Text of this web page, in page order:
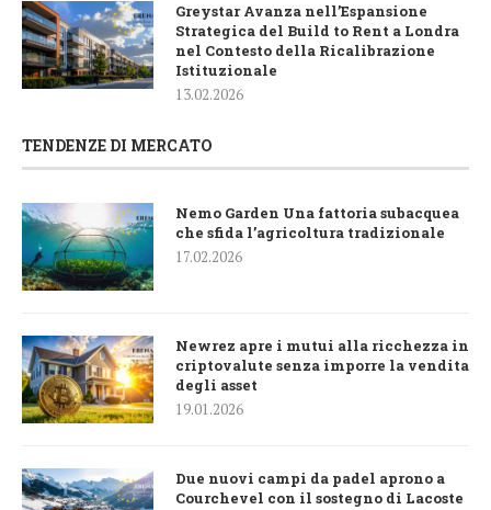
Greystar Avanza nell’Espansione
Strategica del Build to Rent a Londra
nel Contesto della Ricalibrazione
Istituzionale
13.02.2026
TENDENZE DI MERCATO
Nemo Garden Una fattoria subacquea
che sfida l’agricoltura tradizionale
17.02.2026
Newrez apre i mutui alla ricchezza in
criptovalute senza imporre la vendita
degli asset
19.01.2026
Due nuovi campi da padel aprono a
Courchevel con il sostegno di Lacoste